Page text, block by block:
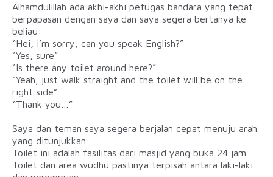
Alhamdulillah ada akhi-akhi petugas bandara yang tepat
berpapasan dengan saya dan saya segera bertanya ke
beliau:
“Hei, i’m sorry, can you speak English?”
“Yes, sure”
“Is there any toilet around here?”
“Yeah, just walk straight and the toilet will be on the
right side”
“Thank you…”
Saya dan teman saya segera berjalan cepat menuju arah
yang ditunjukkan.
Toilet ini adalah fasilitas dari masjid yang buka 24 jam.
Toilet dan area wudhu pastinya terpisah antara laki-laki